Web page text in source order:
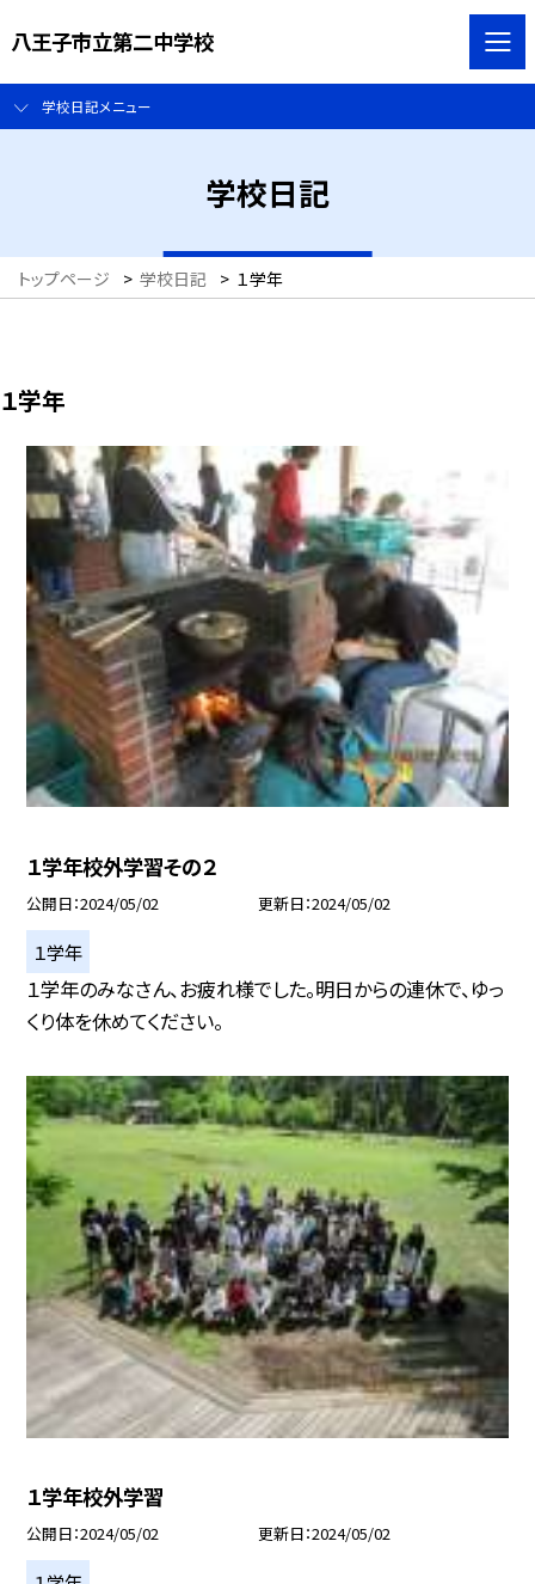
八王子市立第二中学校
学校日記メニュー
学校日記
トップページ > 学校日記 > １学年
１学年
１学年校外学習その２
公開日 2024/05/02 更新日 2024/05/02
１学年
１学年のみなさん、お疲れ様でした。明日からの連休で、ゆっ
くり体を休めてください。
１学年校外学習
公開日 2024/05/02 更新日 2024/05/02